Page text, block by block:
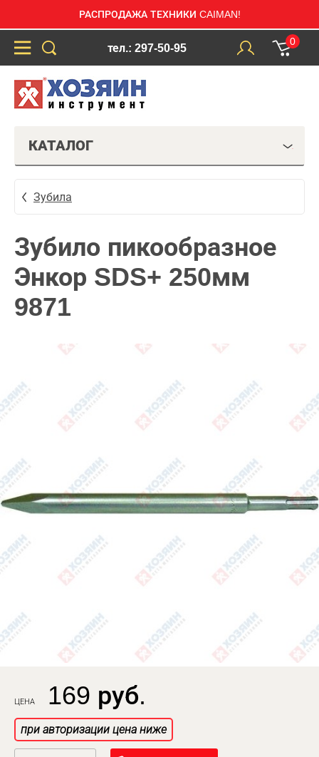
РАСПРОДАЖА ТЕХНИКИ CAIMAN!
тел.: 297-50-95
0
КАТАЛОГ
Зубила
Зубило пикообразное
Энкор SDS+ 250мм
9871
ЦЕНА 169 руб.
при авторизации цена ниже